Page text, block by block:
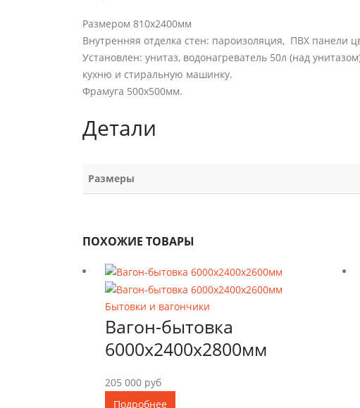
Размером 810х2400мм
Внутренняя отделка стен: пароизоляция, ПВХ панели
Установлен: унитаз, водонагреватель 50л (над
кухню и стиральную машинку.
Фрамуга 500х500мм.
Детали
Размеры
ПОХОЖИЕ ТОВАРЫ
Бытовки и вагончики
Вагон-бытовка
6000х2400х2800мм
205 000 руб
Подробнее